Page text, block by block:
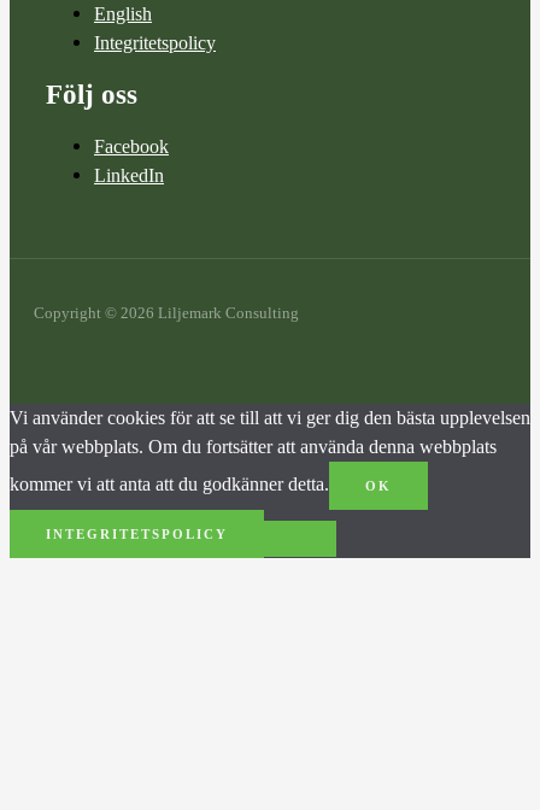
English
Integritetspolicy
Följ oss
Facebook
LinkedIn
Copyright © 2026 Liljemark Consulting
Vi använder cookies för att se till att vi ger dig den bästa upplevelsen
på vår webbplats. Om du fortsätter att använda denna webbplats
kommer vi att anta att du godkänner detta.
OK
INTEGRITETSPOLICY